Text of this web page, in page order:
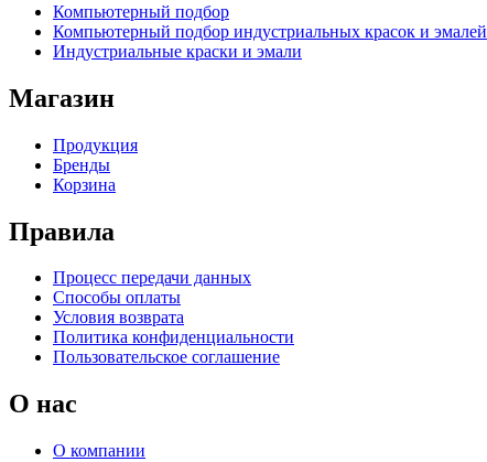
Компьютерный подбор
Компьютерный подбор индустриальных красок и эмалей
Индустриальные краски и эмали
Магазин
Продукция
Бренды
Корзина
Правила
Процесс передачи данных
Способы оплаты
Условия возврата
Политика конфиденциальности
Пользовательское соглашение
О нас
О компании